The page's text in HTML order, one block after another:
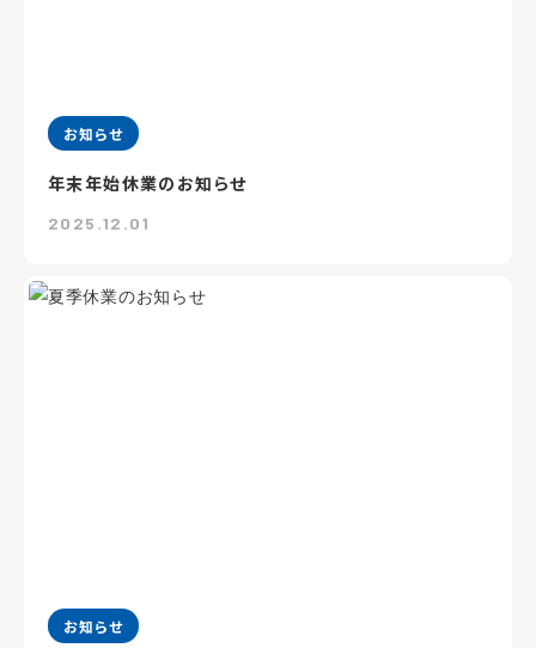
お知らせ
年末年始休業のお知らせ
2025.12.01
お知らせ